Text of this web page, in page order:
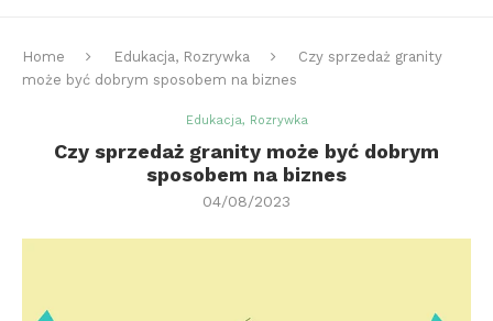
Home Edukacja, Rozrywka
Czy sprzedaż granity
może być dobrym sposobem na biznes
Edukacja, Rozrywka
Czy sprzedaż granity może być dobrym
sposobem na biznes
04/08/2023